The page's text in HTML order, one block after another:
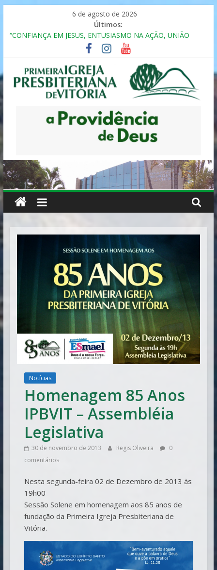
6 de agosto de 2026
Últimos:
“CONFIANÇA EM JESUS, ENTUSIASMO NA AÇÃO, UNIÃO
Seminário da Família 2025
Formação em Inclusão, Ensino e Relacionamento com
Pessoas Atípicas
12º ENCONTRO DE CASAIS
MULHER PRESBITERIANA
Primeira
Presbiteriana
de
Vitória
Notícias
Homenagem 85 Anos
IPBVIT – Assembléia
Legislativa
30 de novembro de 2013 Regis Oliveira
0
comentários
Nesta segunda-feira 02 de Dezembro de 2013 às
19h00
Sessão Solene em homenagem aos 85 anos de
fundação da Primeira Igreja Presbiteriana de
Vitória.